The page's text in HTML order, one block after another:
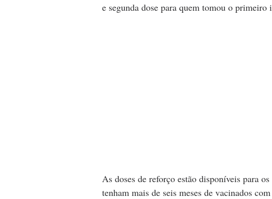
e segunda dose para quem tomou o
As doses de reforço estão disponíveis para
tenham mais de seis meses de vacinados